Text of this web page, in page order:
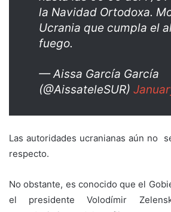
la Navidad Ortodoxa.
Ucrania que cumpla el
fuego.
— Aissa García García
(@AissateleSUR)
Las autoridades ucranianas aún no
respecto.
No obstante, es conocido que el
el presidente Volodímir